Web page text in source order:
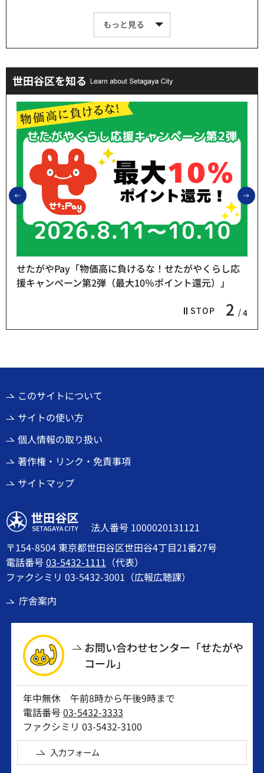
もっと見る
世田谷区を知る
前のスライドを表示
STOP 2 4
せたがやPay「物価高に負けるな！せたがやくらし応
援キャンペーン第2弾（最大10％ポイント還元）」
このサイトについて
サイトの使い方
個人情報の取り扱い
著作権・リンク・免責事項
サイトマップ
世田谷区
法人番号 1000020131121
〒154-8504 東京都世田谷区世田谷4丁目21番27号
電話番号03-5432-1111 （代表）
ファクシミリ 03-5432-3001（広報広聴課）
庁舎案内
お問い合わせセンター「せたがや
コール」
年中無休 午前8時から午後9時まで
電話番号03-5432-3333
ファクシミリ 03-5432-3100
入力フォーム